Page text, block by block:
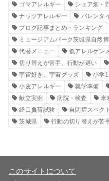
ゴマアレルギー
シェア畑・
ナッツアレルギー
バレンタ
ブログ記事まとめ・ランキング
ミュージアムパーク茨城県自然
代替メニュー
低アレルゲン
切り替えが苦手、行動が遅い
宇宙好き、宇宙グッズ
小学
小麦アレルギー
就学準備
献立実例
病院・検査 米
経口負荷試験
自閉症スペク
茨城県
行動の切り替えが苦
このサイトについて